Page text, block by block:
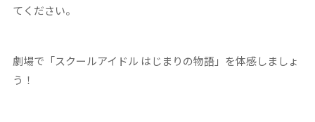
てください。
劇場で「スクールアイドル はじまりの物語」を体感しましょ
う！